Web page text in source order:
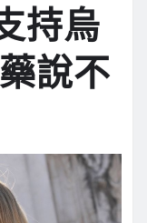
持烏
說不